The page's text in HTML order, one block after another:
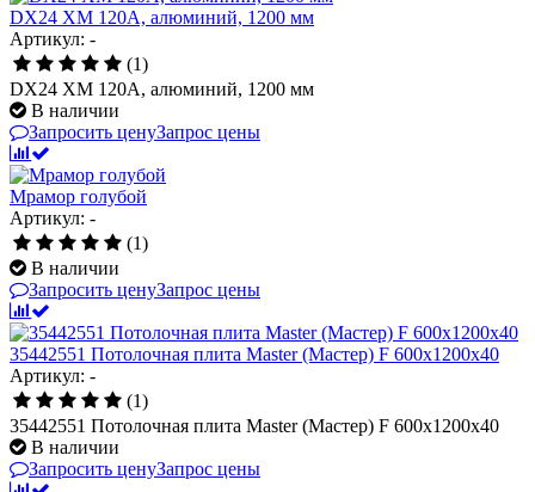
DX24 XM 120A, алюминий, 1200 мм
Артикул: -
(1)
DX24 XM 120A, алюминий, 1200 мм
В наличии
Запросить ценуЗапрос цены
Мрамор голубой
Артикул: -
(1)
В наличии
Запросить ценуЗапрос цены
35442551 Потолочная плита Master (Мастер) F 600x1200x40
Артикул: -
(1)
35442551 Потолочная плита Master (Мастер) F 600x1200x40
В наличии
Запросить ценуЗапрос цены